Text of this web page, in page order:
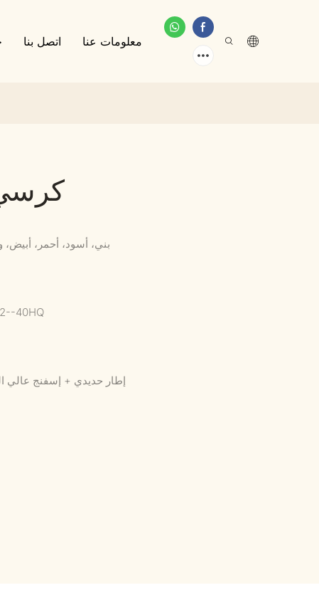
اتصل بنا معلومات عنا
بني، أسود، أحمر،
40HQ
إطار حديدي + إسفنج عالي